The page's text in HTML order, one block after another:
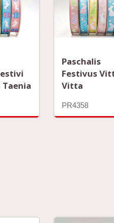
Taenia
Paschalis
Festivus
Vitta
PR4358